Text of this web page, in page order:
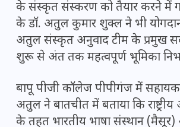
के संस्कृत संस्करण को तैयार करने में
के डॉ. अतुल कुमार शुक्ल ने भी
अतुल संस्कृत अनुवाद टीम के प्रमुख
शुरू से अंत तक महत्वपूर्ण भूमिका
बापू पीजी कॉलेज पीपीगंज में सहायक
अतुल ने बातचीत में बताया कि
के तहत भारतीय भाषा संस्थान